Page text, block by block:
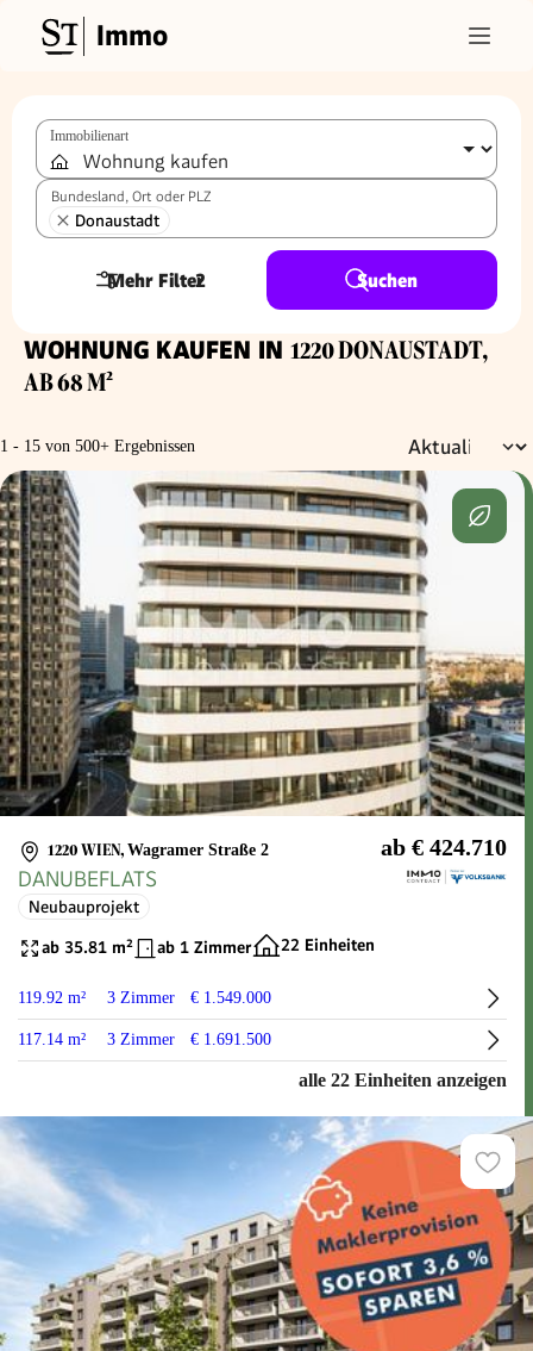
Immo
Immobilienart
Bundesland, Ort oder PLZ
Donaustadt
Mehr Filter
2 Suchen
WOHNUNG KAUFEN IN 1220 DONAUSTADT,
AB 68 M²
1 - 15 von 500+ Ergebnissen
1220 WIEN, Wagramer Straße 2 ab € 424.710
DANUBEFLATS
Neubauprojekt
ab 35.81 m² ab 1 Zimmer 22 Einheiten
119.92 m² 3 Zimmer € 1.549.000
117.14 m² 3 Zimmer € 1.691.500
alle 22 Einheiten anzeigen